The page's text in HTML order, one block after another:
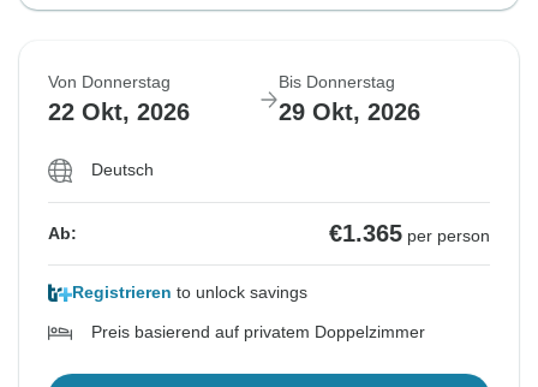
Von Donnerstag
22 Okt, 2026
Bis Donnerstag
29 Okt, 2026
Deutsch
Ab: €1.365 per person
Registrieren to unlock savings
Preis basierend auf privatem Doppelzimmer